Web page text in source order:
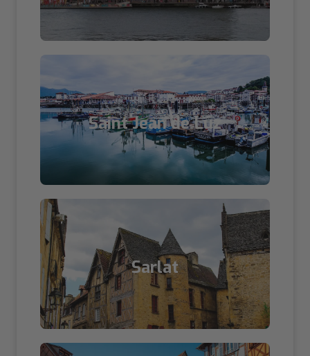
Saint Jean de Luz
Sarlat